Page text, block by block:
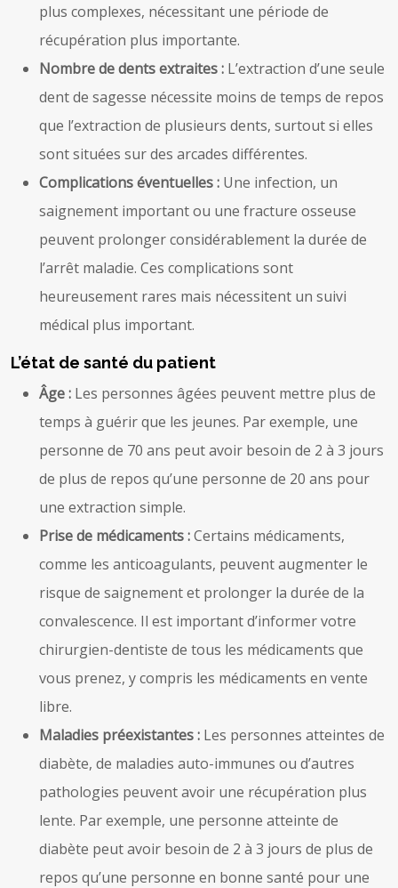
plus complexes, nécessitant une période de
récupération plus importante.
Nombre de dents extraites : L’extraction d’une seule
dent de sagesse nécessite moins de temps de repos
que l’extraction de plusieurs dents, surtout si elles
sont situées sur des arcades différentes.
Complications éventuelles : Une infection, un
saignement important ou une fracture osseuse
peuvent prolonger considérablement la durée de
l’arrêt maladie. Ces complications sont
heureusement rares mais nécessitent un suivi
médical plus important.
L’état de santé du patient
Âge : Les personnes âgées peuvent mettre plus de
temps à guérir que les jeunes. Par exemple, une
personne de 70 ans peut avoir besoin de 2 à 3 jours
de plus de repos qu’une personne de 20 ans pour
une extraction simple.
Prise de médicaments :Certains médicaments,
comme les anticoagulants, peuvent augmenter le
risque de saignement et prolonger la durée de la
convalescence. Il est important d’informer votre
chirurgien-dentiste de tous les médicaments que
vous prenez, y compris les médicaments en vente
libre.
Maladies préexistantes : Les personnes atteintes de
diabète, de maladies auto-immunes ou d’autres
pathologies peuvent avoir une récupération plus
lente. Par exemple, une personne atteinte de
diabète peut avoir besoin de 2 à 3 jours de plus de
repos qu’une personne en bonne santé pour une